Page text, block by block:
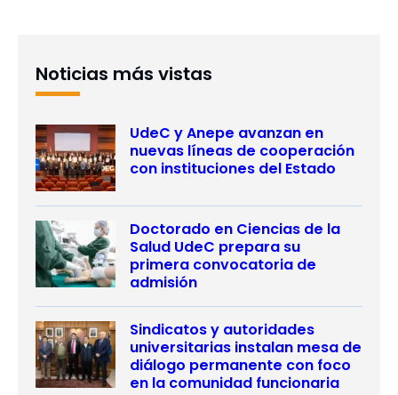
Noticias más vistas
UdeC y Anepe avanzan en
nuevas líneas de cooperación
con instituciones del Estado
Doctorado en Ciencias de la
Salud UdeC prepara su
primera convocatoria de
admisión
Sindicatos y autoridades
universitarias instalan mesa de
diálogo permanente con foco
en la comunidad funcionaria